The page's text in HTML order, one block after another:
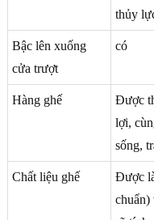
thủy
Bậc lên xuống
cửa trượt
có
Hàng ghế
Được
lợi,
sống,
Chất liệu ghế
Được
chuẩn)